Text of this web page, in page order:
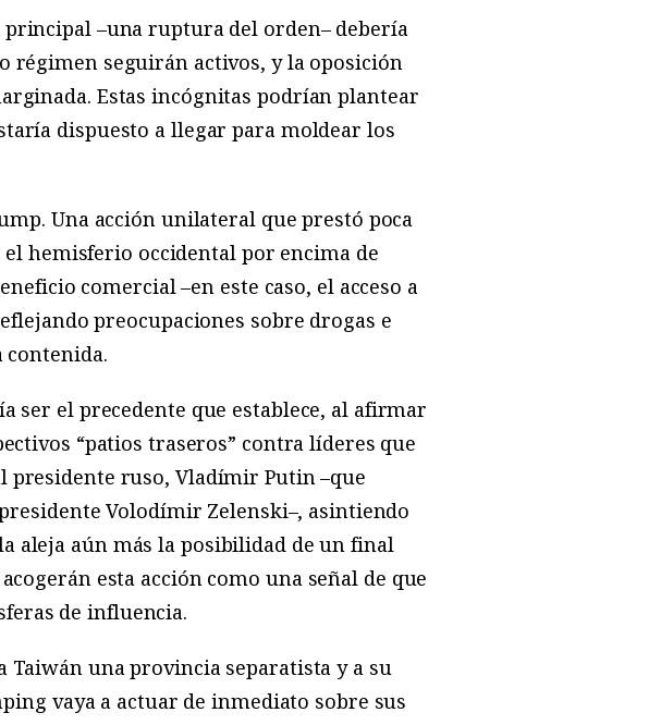
–una ruptura del orden– debería
régimen seguirán activos, y la oposición
Estas incógnitas podrían plantear
dispuesto a llegar para moldear los
Una acción unilateral que prestó poca
hemisferio occidental por encima de
comercial –en este caso, el acceso a
preocupaciones sobre drogas e
ser el precedente que establece, al afirmar
“patios traseros” contra líderes que
presidente ruso, Vladímir Putin –que
Volodímir Zelenski–, asintiendo
aleja aún más la posibilidad de un final
esta acción como una señal de que
de influencia.
Taiwán una provincia separatista y a su
vaya a actuar de inmediato sobre sus